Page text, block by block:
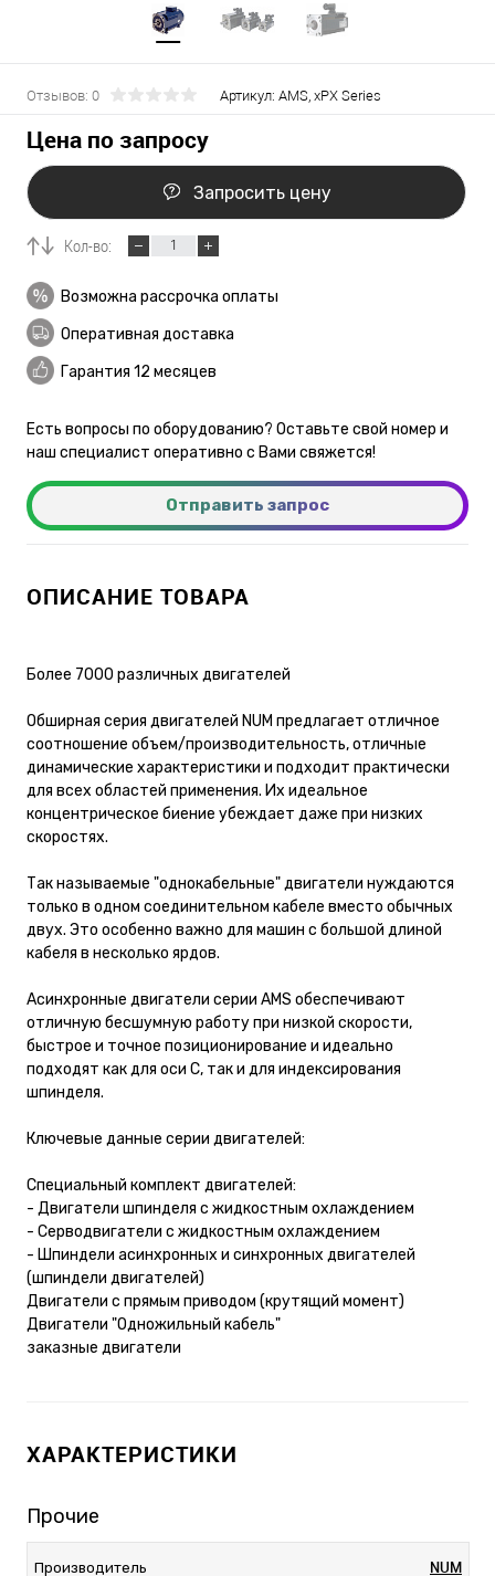
Отзывов: 0 Артикул: AMS, xPX Series
Цена по запросу
Запросить цену
Кол-во:
Возможна рассрочка оплаты
Оперативная доставка
Гарантия 12 месяцев
Есть вопросы по оборудованию? Оставьте свой номер и
наш специалист оперативно с Вами свяжется!
Отправить запрос
ОПИСАНИЕ ТОВАРА
Более 7000 различных двигателей
Обширная серия двигателей NUM предлагает отличное
соотношение объем/производительность, отличные
динамические характеристики и подходит практически
для всех областей применения. Их идеальное
концентрическое биение убеждает даже при низких
скоростях.
Так называемые "однокабельные" двигатели нуждаются
только в одном соединительном кабеле вместо обычных
двух. Это особенно важно для машин с большой длиной
кабеля в несколько ярдов.
Асинхронные двигатели серии AMS обеспечивают
отличную бесшумную работу при низкой скорости,
быстрое и точное позиционирование и идеально
подходят как для оси С, так и для индексирования
шпинделя.
Ключевые данные серии двигателей:
Специальный комплект двигателей:
- Двигатели шпинделя с жидкостным охлаждением
- Серводвигатели с жидкостным охлаждением
- Шпиндели асинхронных и синхронных двигателей
(шпиндели двигателей)
Двигатели с прямым приводом (крутящий момент)
Двигатели "Одножильный кабель"
заказные двигатели
ХАРАКТЕРИСТИКИ
Прочие
Производитель NUM